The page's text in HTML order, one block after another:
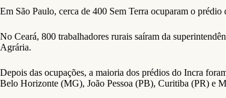
Em São Paulo, cerca de 400 Sem Terra ocuparam o
No Ceará, 800 trabalhadores rurais saíram da
Agrária.
Depois das ocupações, a maioria dos prédios do Incra
Belo Horizonte (MG), João Pessoa (PB), Curitiba (PR) e